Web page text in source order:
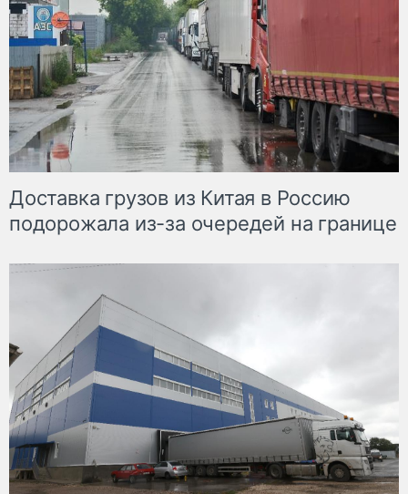
Доставка грузов из Китая в Россию
подорожала из-за очередей на границе